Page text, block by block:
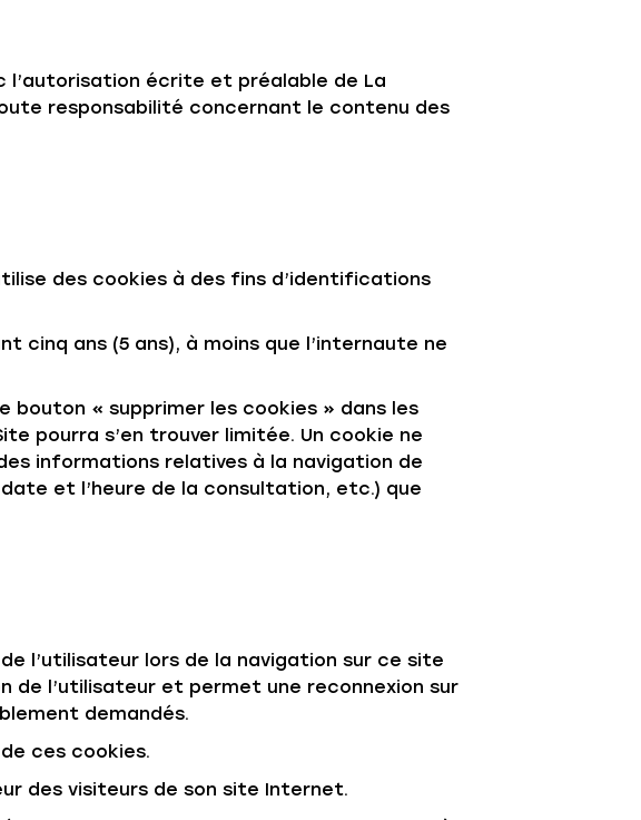
l’autorisation écrite et préalable de La
responsabilité concernant le contenu des
des cookies à des fins d’identifications
cinq ans (5 ans), à moins que l’internaute ne
« supprimer les cookies » dans les
pourra s’en trouver limitée. Un cookie ne
informations relatives à la navigation de
et l’heure de la consultation, etc.) que
l’utilisateur lors de la navigation sur ce site
de l’utilisateur et permet une reconnexion sur
demandés.
ces cookies.
des visiteurs de son site Internet.